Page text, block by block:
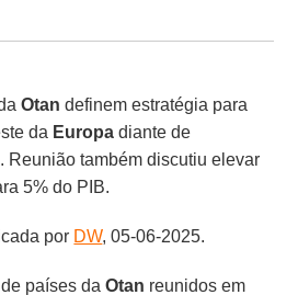
Otan definem estratégia para
da Europa diante de
. Reunião também discutiu elevar
5% do PIB.
por DW, 05-06-2025.
de países daOtan reunidos em